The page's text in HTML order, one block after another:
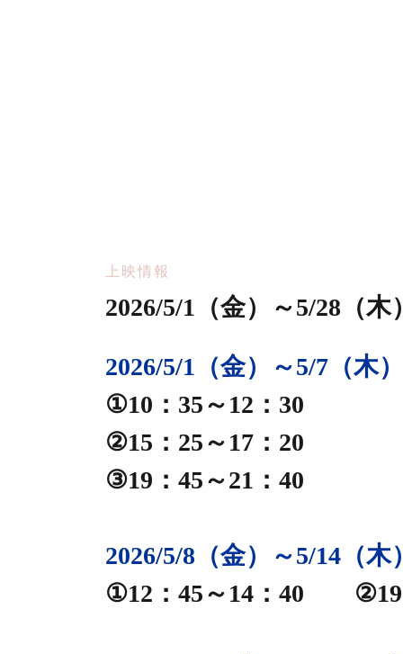
静岡シネ・ギャラリー
サンキュー、チ
上映情報
2026/5/1（金）～5/28（
2026/5/1（金）～5/7（木）
①10：35～12：30
②15：25～17：20
③19：45～21：40
2026/5/8（金）～5/14（木
①12：45～14：40 ②19